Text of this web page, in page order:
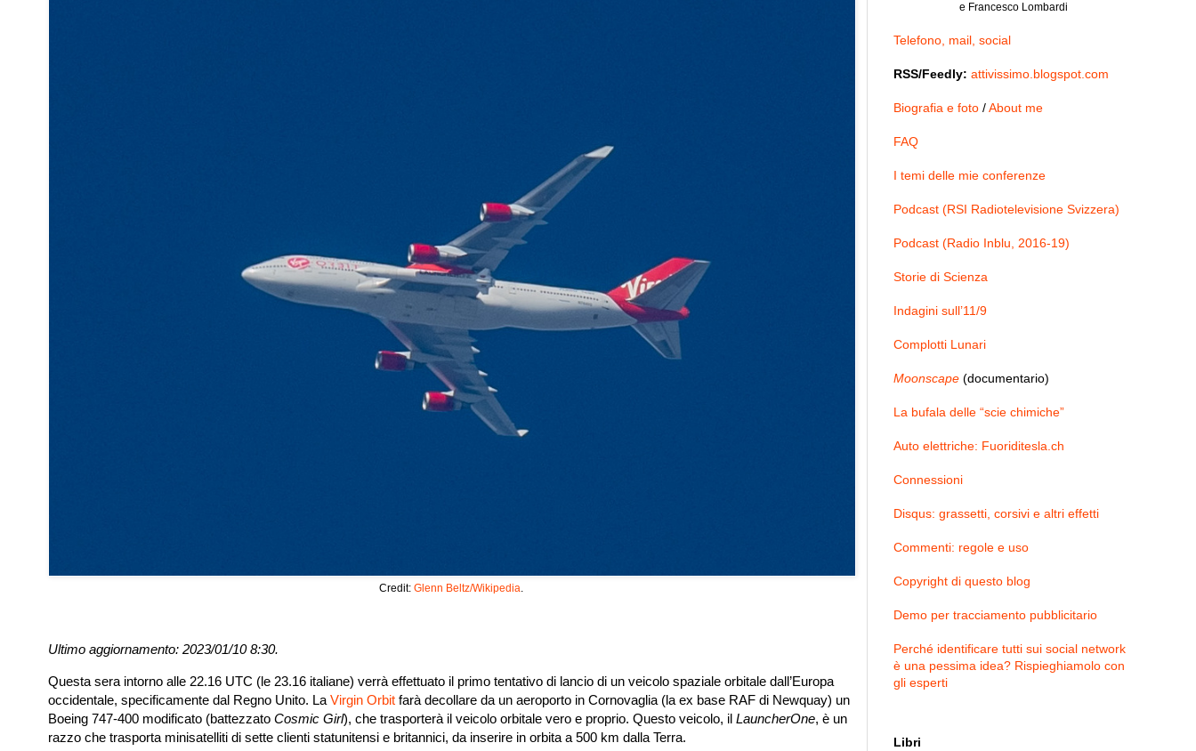
Credit: Glenn Beltz/Wikipedia
Ultimo aggiornamento: 2023/01/10 8:30.
Questa sera intorno alle 22.16 UTC (le 23.16 italiane) verrà effettuato il primo tentativo di lancio di un veicolo spaziale orbitale dall’Europa
occidentale, specificamente dal Regno Unito. La Virgin Orbit farà decollare da un aeroporto in Cornovaglia (la ex base RAF di Newquay) un
Boeing 747-400 modificato (battezzato Cosmic Girl), che trasporterà il veicolo orbitale vero e proprio. Questo veicolo, il LauncherOne, è un
razzo che trasporta minisatelliti di sette clienti statunitensi e britannici, da inserire in orbita a 500 km dalla Terra.
e Francesco Lombardi
Telefono, mail, social
RSS/Feedly: attivissimo.blogspot.com
Biografia e foto /About me
FAQ
I temi delle mie conferenze
Podcast (RSI Radiotelevisione Svizzera)
Podcast (Radio Inblu, 2016-19)
Storie di Scienza
Indagini sull’11/9
Complotti Lunari
Moonscape (documentario)
La bufala delle “scie chimiche”
Auto elettriche: Fuoriditesla.ch
Connessioni
Disqus: grassetti, corsivi e altri effetti
Commenti: regole e uso
Copyright di questo blog
Demo per tracciamento pubblicitario
Perché identificare tutti sui social network
è una pessima idea? Rispieghiamolo con
gli esperti
Libri